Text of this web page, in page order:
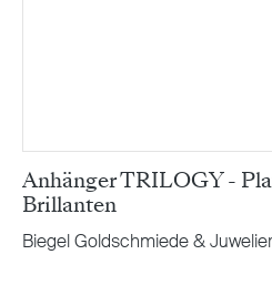
Anhänger TRILOGY -
Brillanten
Biegel Goldschmiede & Juwelier